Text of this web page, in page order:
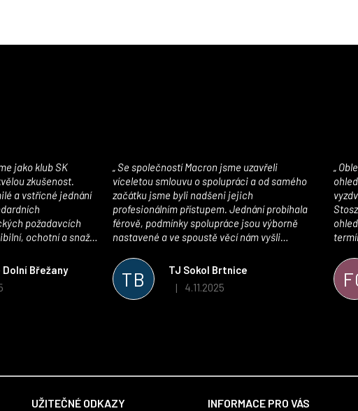
Dolní Břežany
je 5 z 5 hvězdiček.
zkušenost.
a vstřícné jednání
požadavcích
ochotní a snaží
potřebám
TB
TJ Sokol Brtnice
Hodnocení obchodu je 5 z 5 hvězdiček.
| 4.11.2025
víceletou smlouvu o spolupráci a od samého
začátku jsme byli nadšeni jejich
profesionálním přístupem. Jednání probíhala
férově, podmínky spolupráce jsou výborně
nastavené a ve spoustě věcí nám vyšli
velmi kvalitní a příjemné na nošení. Velmi
oceňujeme také vytvoření klubového e-shopu,
který je perfektně zpracovaný a výrazně nám
ohledně
UŽITEČNÉ ODKAZY
INFORMACE PRO VÁS